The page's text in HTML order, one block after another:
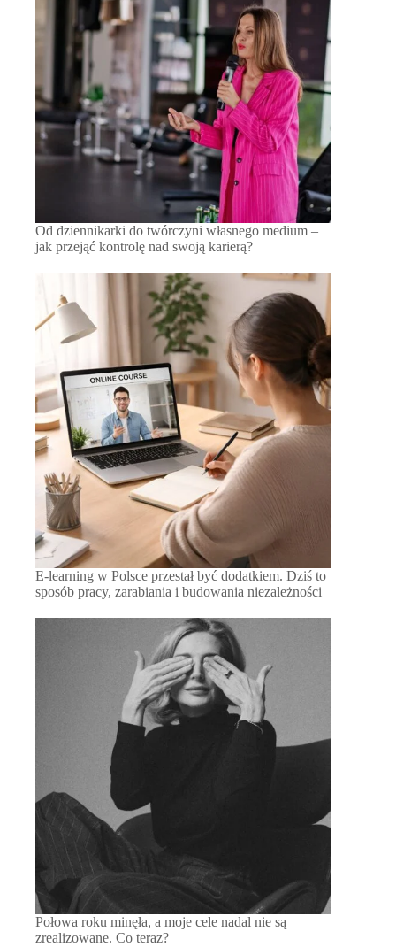
Od dziennikarki do twórczyni własnego medium –
jak przejąć kontrolę nad swoją karierą?
E-learning w Polsce przestał być dodatkiem. Dziś to
sposób pracy, zarabiania i budowania niezależności
Połowa roku minęła, a moje cele nadal nie są
zrealizowane. Co teraz?